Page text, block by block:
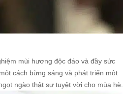
mùi hương độc đáo và đầy sức
cách bừng sáng và phát triển một
ngào thật sự tuyệt vời cho mùa hè.